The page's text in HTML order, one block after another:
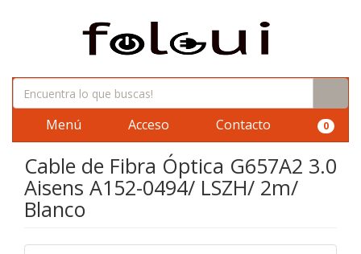
Menú Acceso Contacto 0
Cable de Fibra Óptica G657A2 3.0
Aisens A152-0494/ LSZH/ 2m/
Blanco